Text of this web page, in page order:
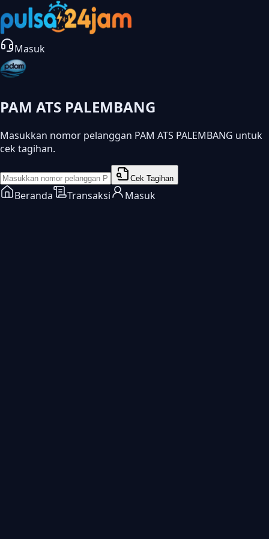
Masuk
PAM ATS PALEMBANG
Masukkan nomor pelanggan PAM ATS PALEMBANG untuk
cek tagihan.
Cek Tagihan
Beranda Transaksi Masuk